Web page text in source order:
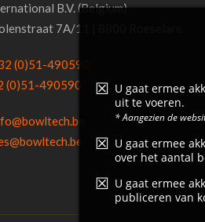
B.V. (Belgium)
7A/11 | 8800 Roeselare
(0)51-490590
(0)51-490590
U gaat ermee
uit te voeren.
* Aangezien de
U gaat ermee
over het aantal
U gaat ermee
publiceren van